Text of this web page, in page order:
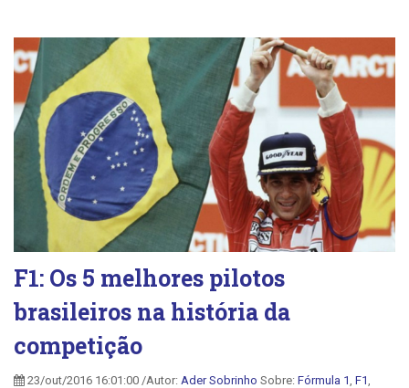
F1: Os 5 melhores pilotos
brasileiros na história da
competição
23/out/2016 16:01:00 /Autor: Ader Sobrinho Sobre: Fórmula 1 F1